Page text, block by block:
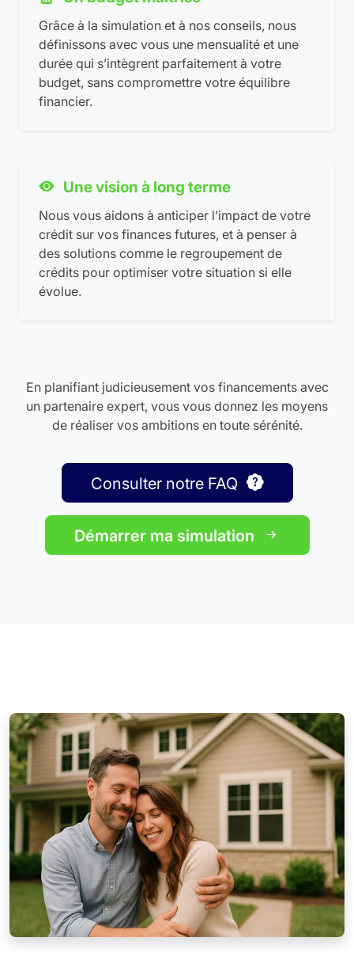
Grâce à la simulation et à nos conseils, nous
définissons avec vous une mensualité et une
durée qui s’intègrent parfaitement à votre
budget, sans compromettre votre équilibre
financier.
Une vision à long terme
Nous vous aidons à anticiper l’impact de votre
crédit sur vos finances futures, et à penser à
des solutions comme le regroupement de
crédits pour optimiser votre situation si elle
évolue.
En planifiant judicieusement vos financements avec
un partenaire expert, vous vous donnez les moyens
de réaliser vos ambitions en toute sérénité.
Consulter notre FAQ
Démarrer ma simulation